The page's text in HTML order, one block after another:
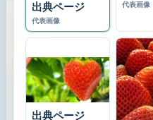
出典ページ
代表画像
代表画像
出典ページ